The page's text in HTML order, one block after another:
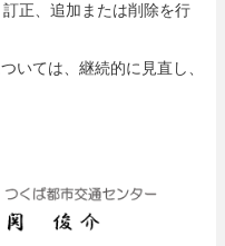
正、追加または削除を行
いては、継続的に見直し、